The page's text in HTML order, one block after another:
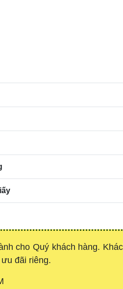
cho Quý khách hàng.
đãi riêng.